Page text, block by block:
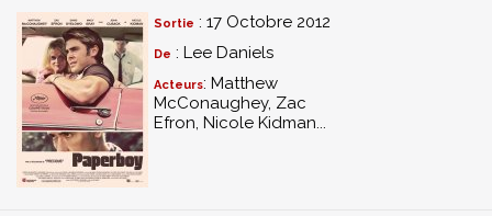
Sortie : 17 Octobre 2012
De : Lee Daniels
Acteurs: Matthew
McConaughey, Zac
Efron, Nicole Kidman...